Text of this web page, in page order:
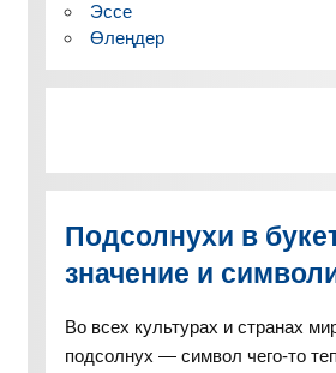
Эссе
Өлеңдер
Подсолнухи в
значение и
Во всех культурах и странах
подсолнух — символ чего-то